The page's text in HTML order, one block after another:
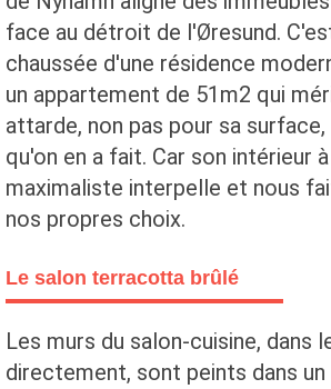
face au détroit de l'Øresund.
chaussée d'une résidence
un appartement de 51m2 qui
attarde, non pas pour sa
qu'on en a fait. Car son intérieur
maximaliste interpelle et nous
nos propres choix.
Le salon terracotta brûlé
Les murs du salon-cuisine, dans
directement, sont peints dans